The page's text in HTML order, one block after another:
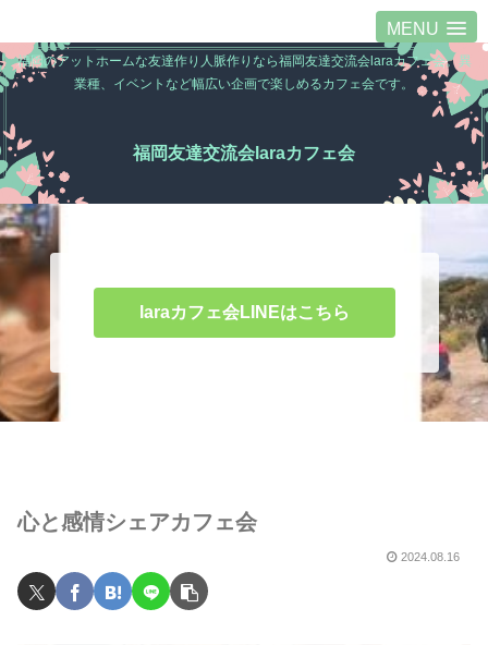
MENU
福岡のアットホームな友達作り人脈作りなら福岡友達交流会laraカフェ会。異
業種、イベントなど幅広い企画で楽しめるカフェ会です。
福岡友達交流会laraカフェ会
laraカフェ会LINEはこちら
心と感情シェアカフェ会
2024.08.16